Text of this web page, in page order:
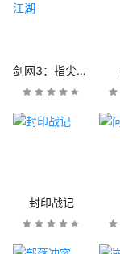
剑网3：指尖江湖
封印战记